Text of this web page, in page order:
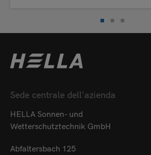
Sede centrale dell'azienda
HELLA Sonnen- und
Wetterschutztechnik GmbH
Abfaltersbach 125